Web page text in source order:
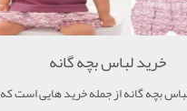
خرید لباس بچه گانه
بچه گانه از جمله خرید هایی است که